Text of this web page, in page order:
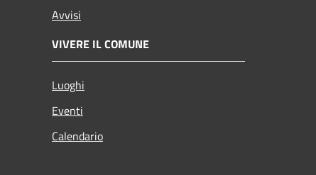
Avvisi
VIVERE IL COMUNE
Luoghi
Eventi
Calendario